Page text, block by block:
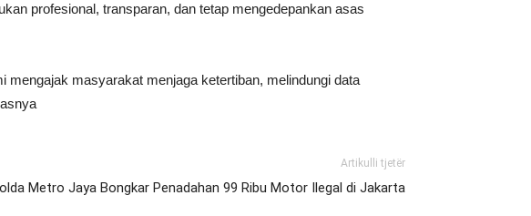
profesional, transparan, dan tetap mengedepankan asas
mengajak masyarakat menjaga ketertiban, melindungi data
Artikulli tjetër
Metro Jaya Bongkar Penadahan 99 Ribu Motor Ilegal di Jakarta